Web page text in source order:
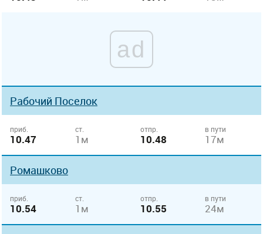
ad
Рабочий Поселок
приб.
10.47
ст.
1м
отпр.
10.48
в пути
17м
Ромашково
приб.
10.54
ст.
1м
отпр.
10.55
в пути
24м